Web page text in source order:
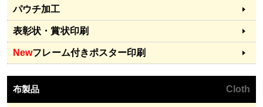
パウチ加工
表彰状・賞状印刷
Newフレーム付きポスター印刷
布製品 Cloth